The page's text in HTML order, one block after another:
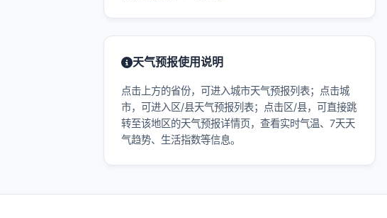
天气预报使用说明
点击上方的省份，可进入城市天气预报列表；点击城
市，可进入区/县天气预报列表；点击区/县，可直接跳
转至该地区的天气预报详情页，查看实时气温、7天天
气趋势、生活指数等信息。